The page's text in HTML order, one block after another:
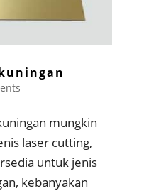
mungkin
laser cutting,
untuk jenis
kebanyakan